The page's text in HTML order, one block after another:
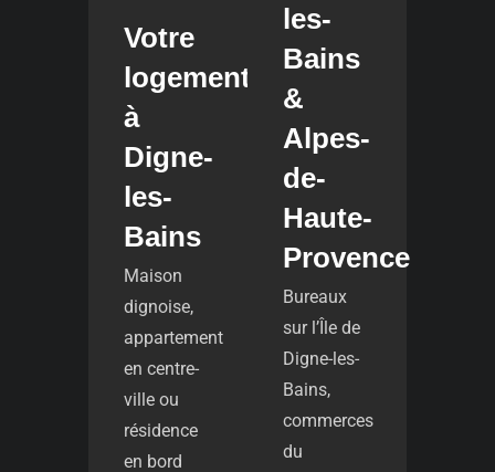
Votre
logement
à
Digne-
les-
Bains
Maison
dignoise,
appartement
en centre-
ville ou
résidence
en bord
les-
Bains
&
Alpes-
de-
Haute-
Provence
Bureaux
sur l’Île de
Digne-les-
Bains,
commerces
du